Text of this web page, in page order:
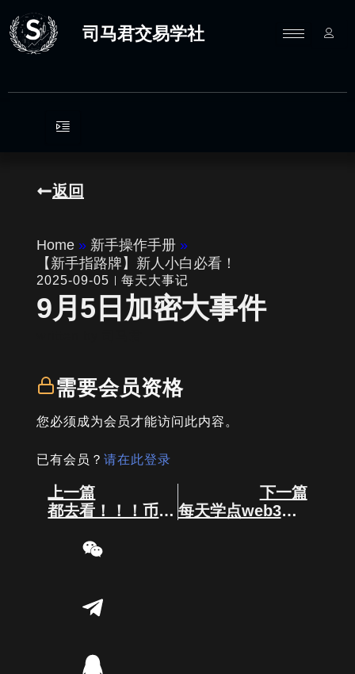
至
内
司马君交易学社
返回
Home » 新手操作手册 »
【新手指路牌】新人小白必看！
2025-09-05 每天大事记
9月5日加密大事件
需要会员资格
您必须成为会员才能访问此内容。
已有会员？ 请在此登录
Prev
上一篇
都去看！！！币圈上头的7个真相
下一篇
每天学点web3知识，今天是智能合约